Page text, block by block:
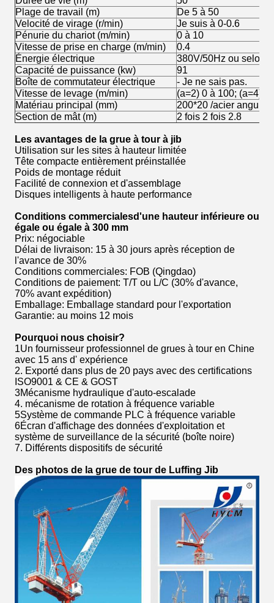
Plage de travail (m)
De 5 à 50
Velocité de virage (r/min)
Je suis à 0-0.6
Pénurie du chariot (m/min)
0 à 10
Vitesse de prise en charge (m/min)
0.4
Énergie électrique
380V/50Hz ou selon
Capacité de puissance (kw)
91
Boîte de commutateur électrique
- Je ne sais pas.
Vitesse de levage (m/min)
(a=2) 0 à 100; (a=4) 0
Matériau principal (mm)
200*20 /acier
Section de mât (m)
2 fois 2 fois 2.8
Les avantages de la grue à tour à jib
Utilisation sur les sites à hauteur limitée
Tête compacte entièrement préinstallée
Poids de montage réduit
Facilité de connexion et d'assemblage
Disques intelligents à haute performance
Conditions commercialesd'une hauteur inférieure ou
égale ou égale à 300 mm
Prix: négociable
Délai de livraison: 15 à 30 jours après réception de
l'avance de 30%
Conditions commerciales: FOB (Qingdao)
Conditions de paiement: T/T ou L/C (30% d'avance,
70% avant expédition)
Emballage: Emballage standard pour l'exportation
Garantie: au moins 12 mois
Pourquoi nous choisir?
1Un fournisseur professionnel de grues à tour en Chine
avec 15 ans d' expérience
2. Exporté dans plus de 20 pays avec des certifications
ISO9001 & CE & GOST
3Mécanisme hydraulique d'auto-escalade
4. mécanisme de rotation à fréquence variable
5Système de commande PLC à fréquence variable
6Écran d'affichage des données d'exploitation et
système de surveillance de la sécurité (boîte noire)
7. Différents dispositifs de sécurité
Des photos de la grue de tour de Luffing Jib